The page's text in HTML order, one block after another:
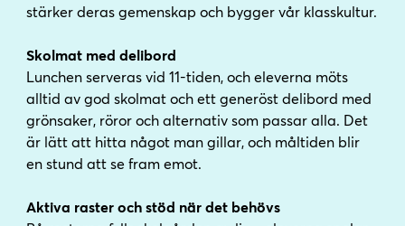
stärker deras gemenskap och bygger vår klasskultur.
Skolmat med delibord
Lunchen serveras vid 11-tiden, och eleverna möts
alltid av god skolmat och ett generöst delibord med
grönsaker, röror och alternativ som passar alla. Det
är lätt att hitta något man gillar, och måltiden blir
en stund att se fram emot.
Aktiva raster och stöd när det behövs